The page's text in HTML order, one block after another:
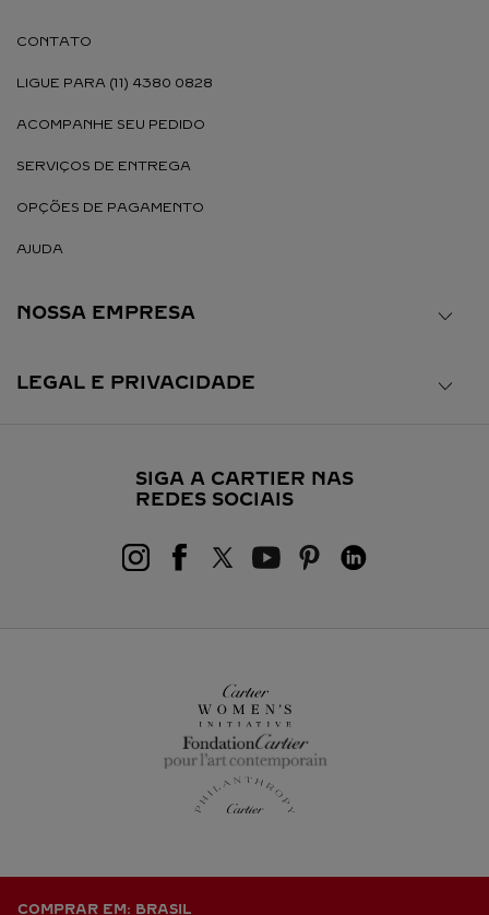
CONTATO
LIGUE PARA (11) 4380 0828
ACOMPANHE SEU PEDIDO
SERVIÇOS DE ENTREGA
OPÇÕES DE PAGAMENTO
AJUDA
NOSSA EMPRESA
LEGAL E PRIVACIDADE
SIGA A CARTIER NAS
REDES SOCIAIS
COMPRAR EM: BRASIL